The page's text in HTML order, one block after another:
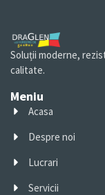
Soluții moderne,
calitate.
Meniu
Acasa
Despre noi
Lucrari
Servicii